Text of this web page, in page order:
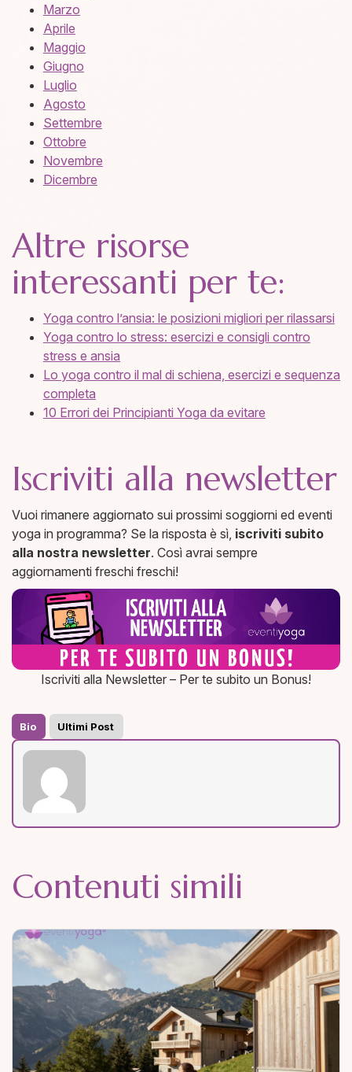
Marzo
Aprile
Maggio
Giugno
Luglio
Agosto
Settembre
Ottobre
Novembre
Dicembre
Altre risorse
interessanti per te:
Yoga contro l’ansia: le posizioni migliori per rilassarsi
Yoga contro lo stress: esercizi e consigli contro
stress e ansia
Lo yoga contro il mal di schiena, esercizi e sequenza
completa
10 Errori dei Principianti Yoga da evitare
Iscriviti alla newsletter
Vuoi rimanere aggiornato sui prossimi soggiorni ed eventi
yoga in programma? Se la risposta è sì, iscriviti subito
alla nostra newsletter. Così avrai sempre
aggiornamenti freschi freschi!
Iscriviti alla Newsletter – Per te subito un Bonus!
Bio Ultimi Post
Contenuti simili